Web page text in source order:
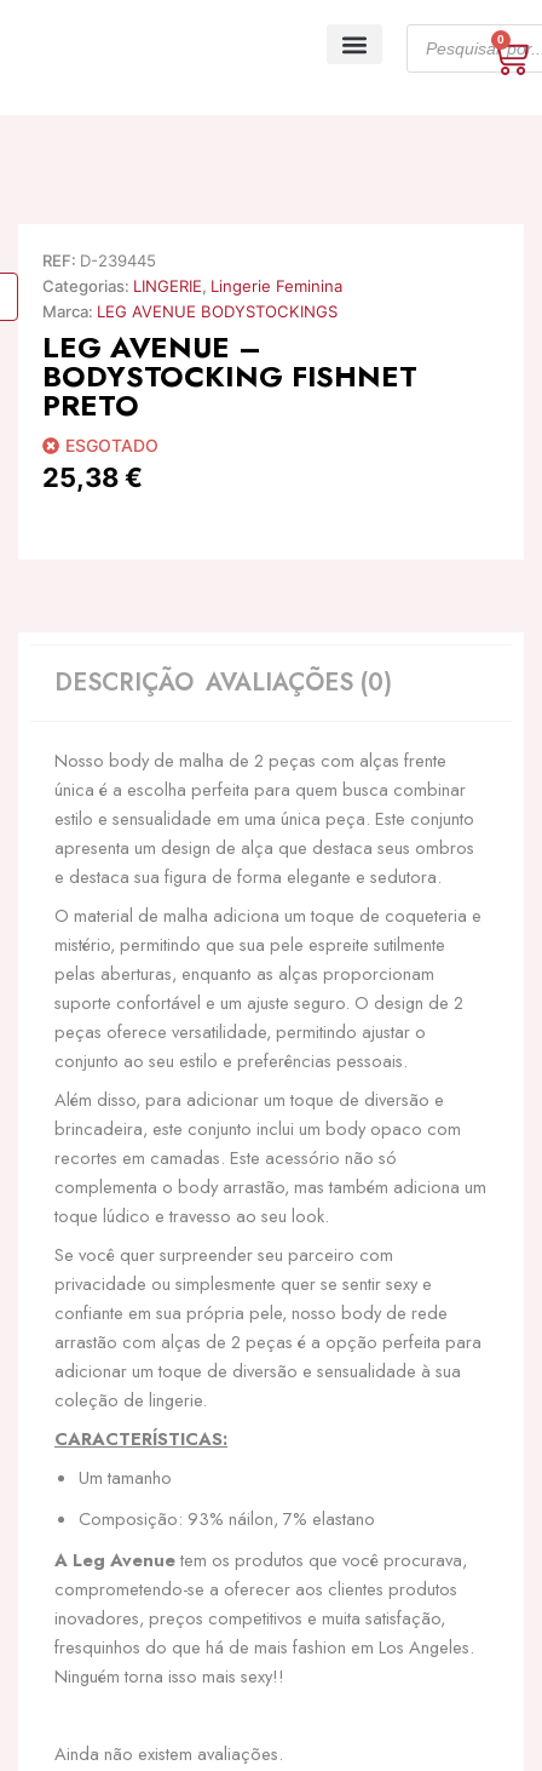
search
0
REF: D-239445
Categorias: LINGERIE, Lingerie Feminina
Marca: LEG AVENUE BODYSTOCKINGS
LEG AVENUE –
BODYSTOCKING FISHNET
PRETO
ESGOTADO
25,38€
DESCRIÇÃO AVALIAÇÕES (0)
Nosso body de malha de 2 peças com alças frente
única é a escolha perfeita para quem busca combinar
estilo e sensualidade em uma única peça. Este conjunto
apresenta um design de alça que destaca seus ombros
e destaca sua figura de forma elegante e sedutora.
O material de malha adiciona um toque de coqueteria e
mistério, permitindo que sua pele espreite sutilmente
pelas aberturas, enquanto as alças proporcionam
suporte confortável e um ajuste seguro. O design de 2
peças oferece versatilidade, permitindo ajustar o
conjunto ao seu estilo e preferências pessoais.
Além disso, para adicionar um toque de diversão e
brincadeira, este conjunto inclui um body opaco com
recortes em camadas. Este acessório não só
complementa o body arrastão, mas também adiciona um
toque lúdico e travesso ao seu look.
Se você quer surpreender seu parceiro com
privacidade ou simplesmente quer se sentir sexy e
confiante em sua própria pele, nosso body de rede
arrastão com alças de 2 peças é a opção perfeita para
adicionar um toque de diversão e sensualidade à sua
coleção de lingerie.
CARACTERÍSTICAS:
Um tamanho
Composição: 93% náilon, 7% elastano
A Leg Avenuetem os produtos que você procurava,
comprometendo-se a oferecer aos clientes produtos
inovadores, preços competitivos e muita satisfação,
fresquinhos do que há de mais fashion em Los Angeles.
Ninguém torna isso mais sexy!!
Ainda não existem avaliações.